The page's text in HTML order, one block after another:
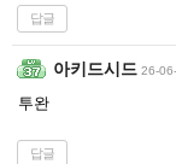
답글
아키드시드 26-
투완
답글